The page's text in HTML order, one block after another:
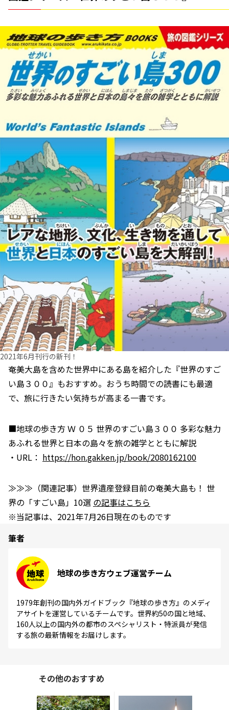
2021年6月刊行の新刊！
奄美大島を含めた世界中にある島を紹介した『世界のすご
い島３００』もおすすめ。おうち時間での読書にも最適
で、旅に行きたい気持ちが高まる一書です。
■地球の歩き方 Ｗ ０５ 世界のすごい島３００ 多彩な魅力
あふれる世界と日本の島々を旅の雑学とともに解説
・URL： https://hon.gakken.jp/book/2080162100
≫≫≫（関連記事）世界遺産登録目前の奄美大島も！ 世
界の「すごい島」10選 の記事はこちら
※当記事は、2021年7月26日現在のものです
筆者
地球の歩き方ウェブ運営チーム
1979年創刊の国内外ガイドブック『地球の歩き方』のメディ
アサイトを運営しているチームです。世界約50の国と地域、
160人以上の国内外の都市のスペシャリスト・特派員が発信
する旅の最新情報をお届けします。
その他のおすすめ